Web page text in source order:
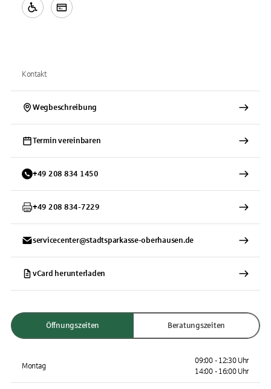
Kontakt
Wegbeschreibung
Termin vereinbaren
+49 208 834 1450
+49 208 834-7229
servicecenter@stadtsparkasse-oberhausen.de
vCard herunterladen
Öffnungszeiten Beratungszeiten
Montag
09:00 - 12:30 Uhr
14:00 - 16:00 Uhr